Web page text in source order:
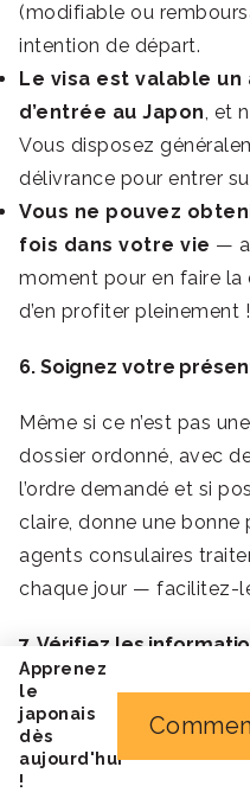
(modifiable ou
intention de départ.
Le visa est valable
d’entrée au Japon, et
Vous disposez
délivrance pour entrer
Vous ne pouvez
fois dans votre vie —
moment pour en faire
d’en profiter pleinement !
6. Soignez votre
Même si ce n’est pas
dossier ordonné, avec
l’ordre demandé et si
claire, donne une bonne
agents consulaires
chaque jour — facilitez-
7. Vérifiez les
l’ambassade avant de
Les exigences peuvent
votre dossier, consultez
l’Ambassade du Japon
Apprenez
le
japonais
dès
aujourd'hui
!